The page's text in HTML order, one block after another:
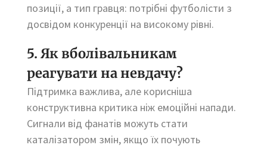
позиції, а тип гравця: потрібні футболісти з
досвідом конкуренції на високому рівні.
5. Як вболівальникам
реагувати на невдачу?
Підтримка важлива, але корисніша
конструктивна критика ніж емоційні напади.
Сигнали від фанатів можуть стати
каталізатором змін, якщо їх почують